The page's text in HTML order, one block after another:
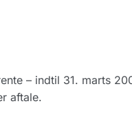
– indtil 31. marts
aftale.